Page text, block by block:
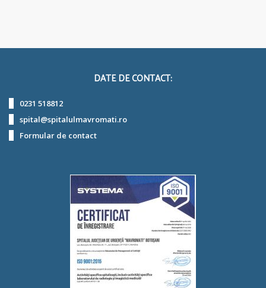
DATE DE CONTACT:
0231 518812
spital@spitalulmavromati.ro
Formular de contact